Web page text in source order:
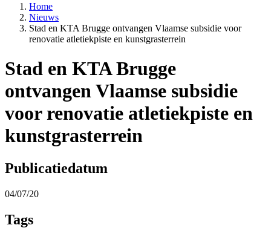
Home
Nieuws
Stad en KTA Brugge ontvangen Vlaamse subsidie voor
renovatie atletiekpiste en kunstgrasterrein
Stad en KTA Brugge
ontvangen Vlaamse subsidie
voor renovatie atletiekpiste en
kunstgrasterrein
Publicatiedatum
04/07/20
Tags